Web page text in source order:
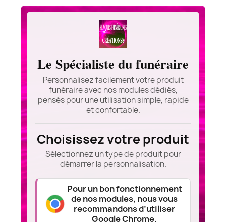
Le Spécialiste du funéraire
Personnalisez facilement votre produit
funéraire avec nos modules dédiés,
pensés pour une utilisation simple, rapide
et confortable.
Choisissez votre produit
Sélectionnez un type de produit pour
démarrer la personnalisation.
Pour un bon fonctionnement
de nos modules, nous vous
recommandons d’utiliser
Google Chrome.